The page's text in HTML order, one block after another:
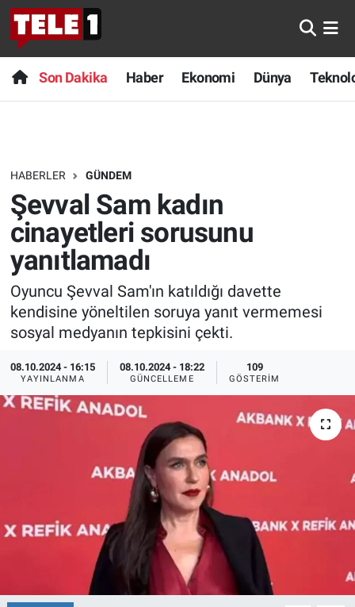
Son Dakika Haber Ekonomi Dünya
HABERLER GÜNDEM
Şevval Sam kadın
cinayetleri sorusunu
yanıtlamadı
Oyuncu Şevval Sam'ın katıldığı davette
kendisine yöneltilen soruya yanıt vermemesi
sosyal medyanın tepkisini çekti.
08.10.2024 - 16:15
YAYINLANMA
08.10.2024 - 18:22
GÜNCELLEME
109
GÖSTERIM
Anında Manşet
Başka Sohbetler
Bilim turu
Bilim ve Teknoloji Evreni
Doğa Konuşuyor
Dünya
Ege Saati
Ege'den Esintiler
Eğlence
Gerçeğin İzinde
Son Dakika
Haber
Dünya
Teknoloji
Sağlık
Spor
Yayın Akışı
İletişim
Nöbetçi Eczaneler
Hava Durumu
Trafik Durumu
Süper Lig Puan Durumu ve Fikstür
Tüm Manşetler
Son Dakika Haberleri
Haber Arşivi